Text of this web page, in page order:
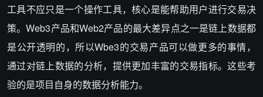
工具不应只是一个操作工具，核心是能帮助用户进行交易决
策。Web3产品和Web2产品的最大差异点之一是链上数据都
是公开透明的，所以Wbe3的交易产品可以做更多的事情，
通过对链上数据的分析，提供更加丰富的交易指标。这些考
验的是项目自身的数据分析能力。